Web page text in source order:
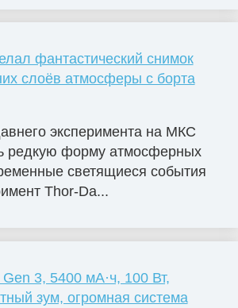
фантастический снимок
слоёв атмосферы с борта
эксперимента на МКС
редкую форму атмосферных
светящиеся события
Thor-Da...
3, 5400 мА·ч, 100 Вт,
зум, огромная система